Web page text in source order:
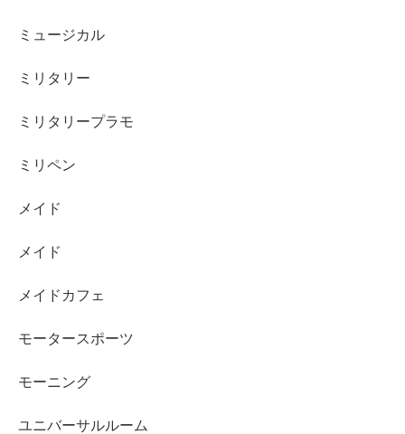
ミュージカル
ミリタリー
ミリタリープラモ
ミリペン
メイド
メイド
メイドカフェ
モータースポーツ
モーニング
ユニバーサルルーム